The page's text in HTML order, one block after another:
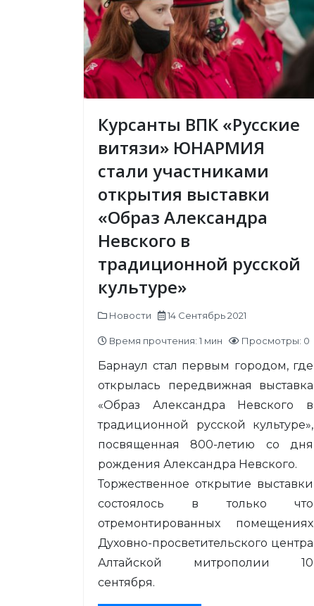
Курсанты ВПК «Русские
витязи» ЮНАРМИЯ
стали участниками
открытия выставки
«Образ Александра
Невского в
традиционной русской
культуре»
Новости 14 Сентябрь 2021
Время прочтения: 1 мин Просмотры: 0
Барнаул стал первым городом, где
открылась передвижная выставка
«Образ Александра Невского в
традиционной русской культуре»,
посвященная 800-летию со дня
рождения Александра Невского.
Торжественное открытие выставки
состоялось в только что
отремонтированных помещениях
Духовно-просветительского центра
Алтайской митрополии 10
сентября.